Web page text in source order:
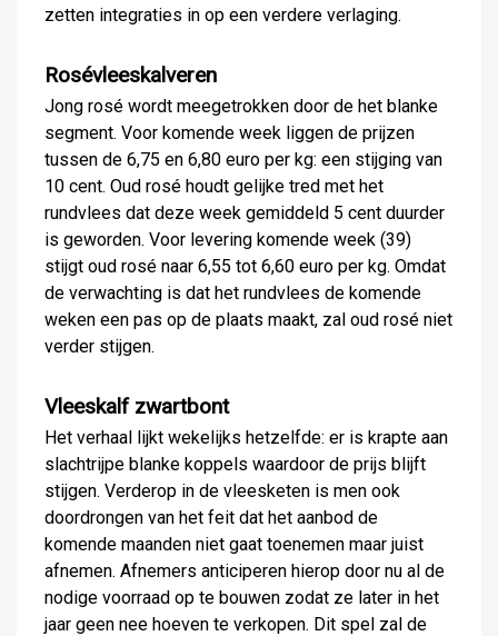
zetten integraties in op een verdere verlaging.
Rosévleeskalveren
Jong rosé wordt meegetrokken door de het blanke
segment. Voor komende week liggen de prijzen
tussen de 6,75 en 6,80 euro per kg: een stijging van
10 cent. Oud rosé houdt gelijke tred met het
rundvlees dat deze week gemiddeld 5 cent duurder
is geworden. Voor levering komende week (39)
stijgt oud rosé naar 6,55 tot 6,60 euro per kg. Omdat
de verwachting is dat het rundvlees de komende
weken een pas op de plaats maakt, zal oud rosé niet
verder stijgen.
Vleeskalf zwartbont
Het verhaal lijkt wekelijks hetzelfde: er is krapte aan
slachtrijpe blanke koppels waardoor de prijs blijft
stijgen. Verderop in de vleesketen is men ook
doordrongen van het feit dat het aanbod de
komende maanden niet gaat toenemen maar juist
afnemen. Afnemers anticiperen hierop door nu al de
nodige voorraad op te bouwen zodat ze later in het
jaar geen nee hoeven te verkopen. Dit spel zal de